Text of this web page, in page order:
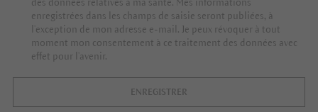
des données relatives à ma santé. Mes informations
enregistrées dans les champs de saisie seront publiées, à
l’exception de mon adresse e-mail. Je peux révoquer à tout
moment mon consentement à ce traitement des données avec
effet pour l’avenir.
ENREGISTRER